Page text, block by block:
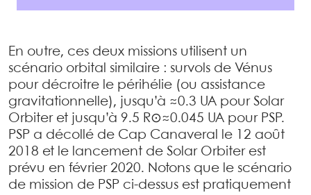
En outre, ces deux missions utilisent un
scénario orbital similaire : survols de Vénus
pour décroitre le périhélie (ou assistance
gravitationnelle), jusqu’à ≈0.3 UA pour Solar
Orbiter et jusqu’à 9.5 R⊙≈0.045 UA pour PSP.
PSP a décollé de Cap Canaveral le 12 août
2018 et le lancement de Solar Orbiter est
prévu en février 2020. Notons que le scénario
de mission de PSP ci-dessus est pratiquement